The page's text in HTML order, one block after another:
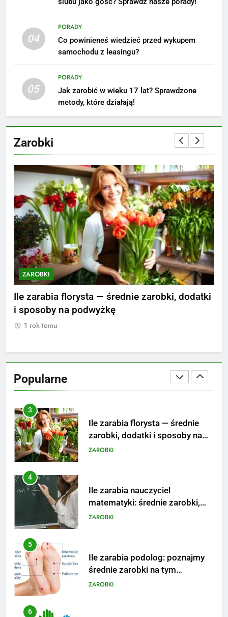
04
PORADY
Co powinieneś wiedzieć przed wykupem
samochodu z leasingu?
05
PORADY
Jak zarobić w wieku 17 lat? Sprawdzone
metody, które działają!
Zarobki
ZAROBKI
Ile zarabia florysta — średnie zarobki, dodatki
i sposoby na podwyżkę
1 rok temu
Popularne
zainspirują
ZAROBKI
Jak przygotować się finansowo
na narodziny dziecka: ile to
budżet
PORADY
8
opinie i zarobki
PRACA
1
Ile zarabia striptizer: poznaj
aktualne stawki męskiego
striptizera
ZAROBKI
2
poznaj średnie zarobki na tym
stanowisku
ZAROBKI
zarobki, dodatki i sposoby na
4
Ile zarabia nauczyciel
matematyki: średnie zarobki,
dodatki i perspektywy
ZAROBKI
5
Ile zarabia podolog: poznajmy
średnie zarobki na tym
stanowisku
ZAROBKI
6
Akcje charytatywne w szkole:
pomysły i przykłady, które
zainspirują
ZAROBKI
7